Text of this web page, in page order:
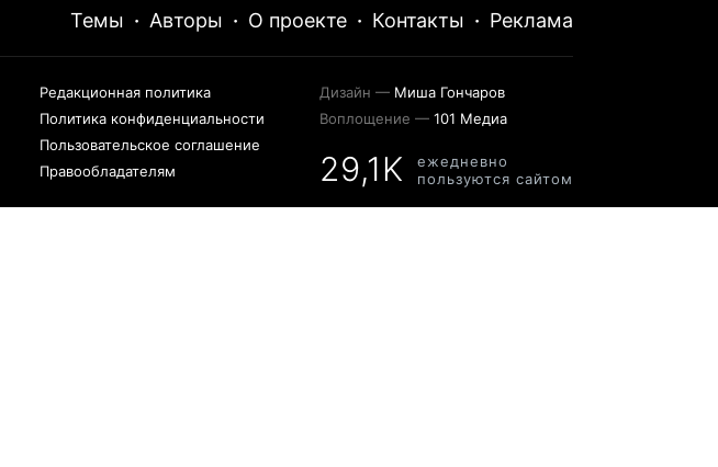
Темы · Авторы · О проекте · Контакты · Реклама
Редакционная политика
Политика конфиденциальности
Пользовательское соглашение
Правообладателям
Дизайн — Миша Гончаров
Воплощение — 101 Медиа
29,1K
ежедневно
пользуются сайтом